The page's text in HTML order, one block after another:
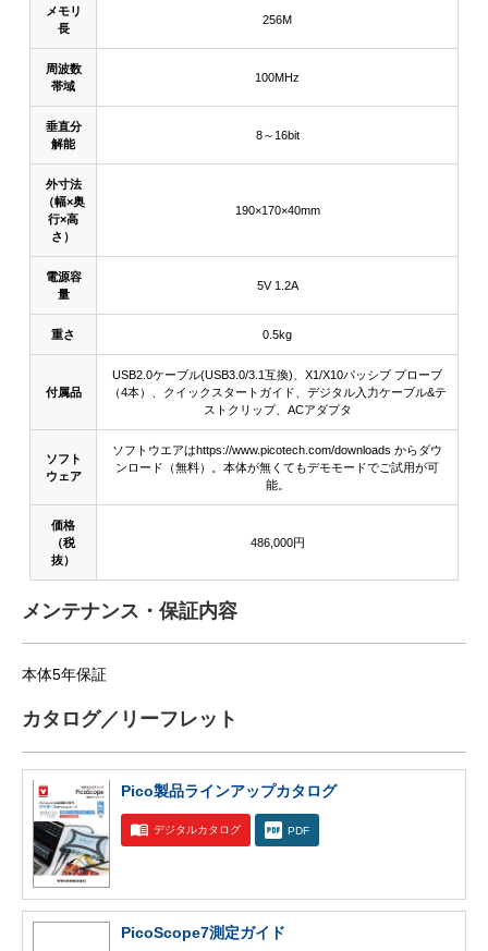
メモリ
長
256M
周波数
帯域
100MHz
垂直分
解能
8～16bit
外寸法
（幅×奥
行×高
さ）
190×170×40mm
電源容
量
5V 1.2A
重さ 0.5kg
付属品
USB2.0ケーブル(USB3.0/3.1互換)、X1/X10パッシブ プローブ
（4本）、クイックスタートガイド、デジタル入力ケーブル&テ
ストクリップ、ACアダプタ
ソフト
ウェア
ソフトウエアはhttps://www.picotech.com/downloads からダウ
ンロード（無料）。本体が無くてもデモモードでご試用が可
能。
価格
（税
抜）
486,000円
メンテナンス・保証内容
本体5年保証
カタログ／リーフレット
Pico製品ラインアップカタログ
デジタルカタログ PDF
PicoScope7測定ガイド